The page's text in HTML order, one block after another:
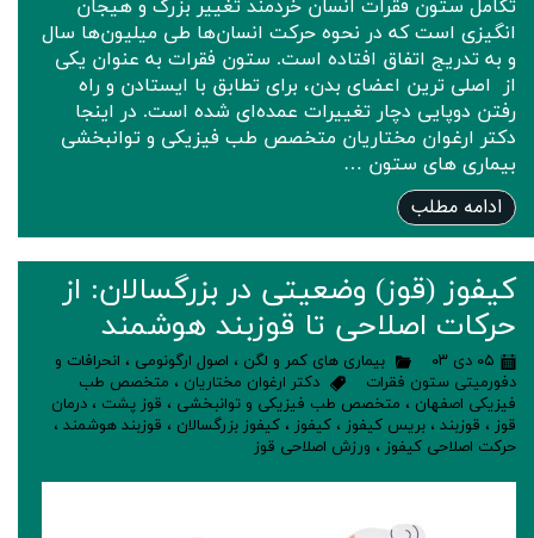
تکامل ستون فقرات انسان خردمند تغییر بزرگ و هیجان
انگیزی است که در نحوه حرکت انسان‌ها طی میلیون‌ها سال
و به تدریج اتفاق افتاده است. ستون فقرات به عنوان یکی
از اصلی ترین اعضای بدن، برای تطابق با ایستادن و راه
رفتن دوپایی دچار تغییرات عمده‌ای شده است. در اینجا
دکتر ارغوان مختاریان متخصص طب فیزیکی و توانبخشی
بیماری های ستون …
ادامه مطلب
کیفوز (قوز) وضعیتی در بزرگسالان: از
حرکات اصلاحی تا قوزبند هوشمند
۰۵ دی ۰۳ بیماری های کمر و لگن ، اصول ارگونومی ، انحرافات و
دفورمیتی ستون فقرات
دکتر ارغوان مختاریان ، متخصص طب
فیزیکی اصفهان ، متخصص طب فیزیکی و توانبخشی ، قوز پشت ، درمان
قوز ، قوزبند ، بریس کیفوز ، کیفوز ، کیفوز بزرگسالان ، قوزبند هوشمند ،
حرکت اصلاحی کیفوز ، ورزش اصلاحی قوز